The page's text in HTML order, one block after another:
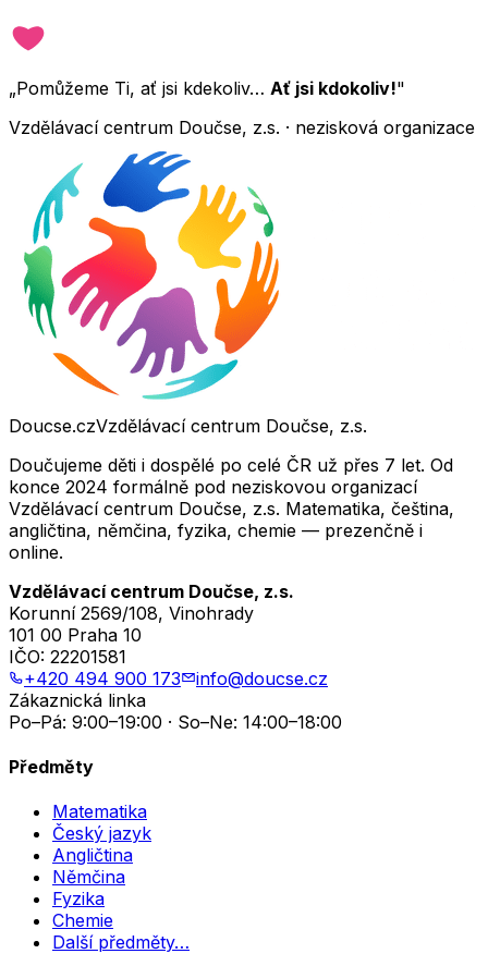
„Pomůžeme Ti, ať jsi kdekoliv… Ať jsi kdokoliv!"
Vzdělávací centrum Doučse, z.s. · nezisková organizace
Doucse.czVzdělávací centrum Doučse, z.s.
Doučujeme děti i dospělé po celé ČR už přes 7 let. Od
konce 2024 formálně pod neziskovou organizací
Vzdělávací centrum Doučse, z.s. Matematika, čeština,
angličtina, němčina, fyzika, chemie — prezenčně i
online.
Vzdělávací centrum Doučse, z.s.
Korunní 2569/108, Vinohrady
101 00 Praha 10
IČO: 22201581
+420 494 900 173
info@doucse.cz
Zákaznická linka
Po–Pá: 9:00–19:00 · So–Ne: 14:00–18:00
Předměty
Matematika
Český jazyk
Angličtina
Němčina
Fyzika
Chemie
Další předměty…